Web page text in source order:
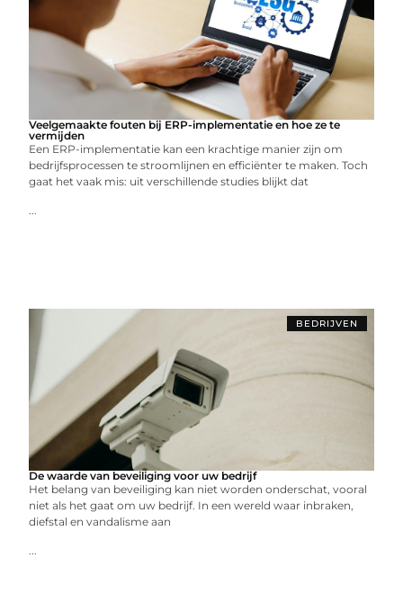
Veelgemaakte fouten bij ERP-implementatie en hoe ze te
vermijden
Een ERP-implementatie kan een krachtige manier zijn om
bedrijfsprocessen te stroomlijnen en efficiënter te maken. Toch
gaat het vaak mis: uit verschillende studies blijkt dat
...
BEDRIJVEN
De waarde van beveiliging voor uw bedrijf
Het belang van beveiliging kan niet worden onderschat, vooral
niet als het gaat om uw bedrijf. In een wereld waar inbraken,
diefstal en vandalisme aan
...